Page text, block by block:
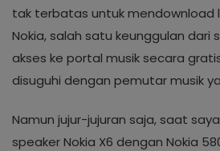
tak terbatas untuk mendownload
Nokia, salah satu keunggulan dari
akses ke portal musik secara
disuguhi dengan pemutar musik
Namun jujur-jujuran saja, saat
speaker Nokia X6 dengan Nokia